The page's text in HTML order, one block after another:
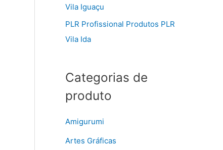
Vila Iguaçu
PLR Profissional Produtos PLR
Vila Ida
Categorias de
produto
Amigurumi
Artes Gráficas